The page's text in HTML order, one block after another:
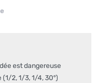
est dangereuse
2, 1/3, 1/4, 30°)